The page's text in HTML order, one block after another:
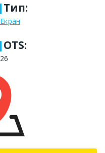
Тип:
Екран
OTS:
26